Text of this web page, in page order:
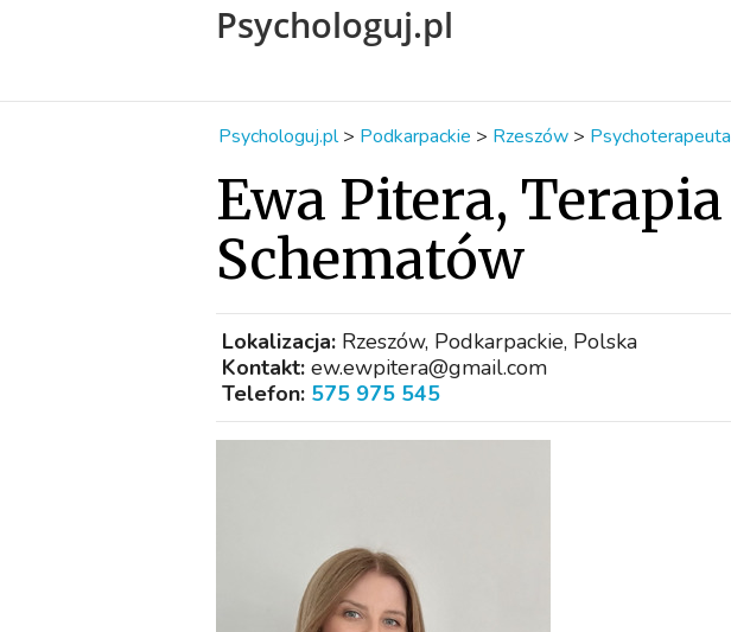
Psychologuj.pl
Psychologuj.pl > Podkarpackie > Rzeszów > Psychoterapeuta
Ewa Pitera, Terapia
Schematów
Lokalizacja: Rzeszów, Podkarpackie, Polska
Kontakt: ew.ewpitera@gmail.com
Telefon: 575 975 545